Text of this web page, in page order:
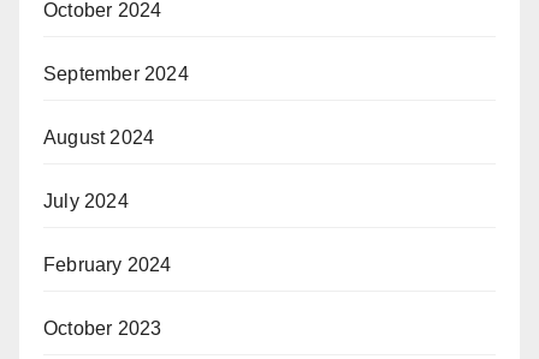
October 2024
September 2024
August 2024
July 2024
February 2024
October 2023